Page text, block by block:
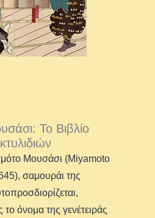
Το Βιβλίο
Μουσάσι (Miyamoto
σαμουράι της
όνομα της γενέτειράς